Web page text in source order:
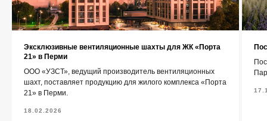
Эксклюзивные вентиляционные шахты для ЖК «Порта
21» в Перми
ООО «УЗСТ», ведущий производитель вентиляционных
шахт, поставляет продукцию для жилого комплекса «Порта
21» в Перми.
18.02.2026
Екатеринбург, Гурзуфская 44
+7 (343) 227-22-20
info@1uzst.ru
Контакты